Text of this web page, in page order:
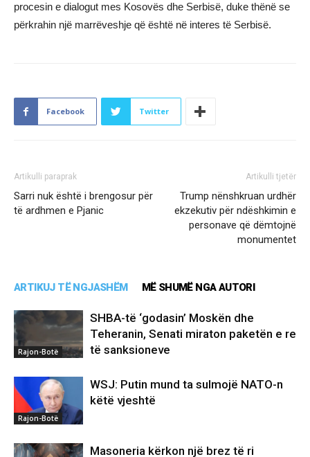
procesin e dialogut mes Kosovës dhe Serbisë, duke thënë se
përkrahin një marrëveshje që është në interes të Serbisë.
Facebook Twitter
Artikulli paraprak
Sarri nuk është i brengosur për
të ardhmen e Pjanic
Artikulli tjetër
Trump nënshkruan urdhër
ekzekutiv për ndëshkimin e
personave që dëmtojnë
monumentet
ARTIKUJ TË NGJASHËM MË SHUMË NGA AUTORI
Rajon-Botë
SHBA-të ‘godasin’ Moskën dhe
Teheranin, Senati miraton paketën e re
të sanksioneve
Rajon-Botë
WSJ: Putin mund ta sulmojë NATO-n
këtë vjeshtë
Masoneria kërkon një brez të ri